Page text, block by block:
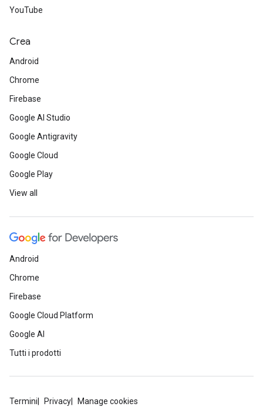
YouTube
Crea
Android
Chrome
Firebase
Google AI Studio
Google Antigravity
Google Cloud
Google Play
View all
Android
Chrome
Firebase
Google Cloud Platform
Google AI
Tutti i prodotti
Termini Privacy Manage cookies